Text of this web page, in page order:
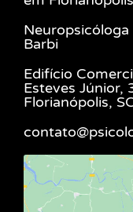
Barbi
Edifício
Esteves Júnior,
Florianópolis,